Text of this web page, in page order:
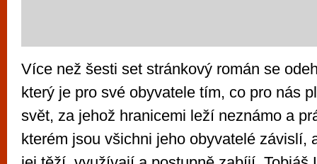
Více než šesti set stránkový román se
který je pro své obyvatele tím, co pro nás
svět, za jehož hranicemi leží neznámo a
kterém jsou všichni jeho obyvatelé závislí,